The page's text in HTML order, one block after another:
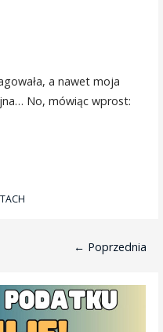
a nawet moja
No, mówiąc wprost:
← Poprzednia